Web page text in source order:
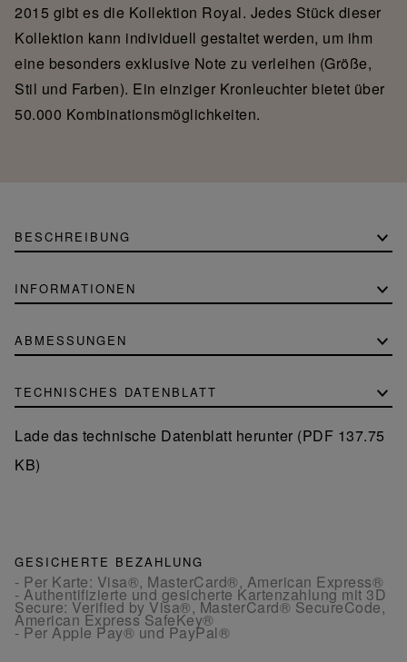
2015 gibt es die Kollektion Royal. Jedes Stück dieser
Kollektion kann individuell gestaltet werden, um ihm
eine besonders exklusive Note zu verleihen (Größe,
Stil und Farben). Ein einziger Kronleuchter bietet über
50.000 Kombinationsmöglichkeiten.
BESCHREIBUNG
INFORMATIONEN
ABMESSUNGEN
TECHNISCHES DATENBLATT
Lade das technische Datenblatt herunter (PDF 137.75
KB)
GESICHERTE BEZAHLUNG
- Per Karte: Visa®, MasterCard®, American Express®
- Authentifizierte und gesicherte Kartenzahlung mit 3D
Secure: Verified by Visa®, MasterCard® SecureCode,
American Express SafeKey®
- Per Apple Pay® und PayPal®